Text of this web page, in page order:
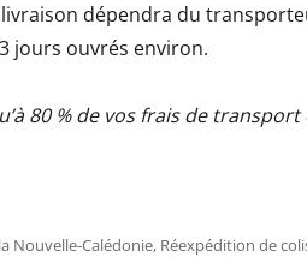
dépendra du
jours ouvrés environ.
80 % de vos frais de transport
Nouvelle-Calédonie, Réexpédition de